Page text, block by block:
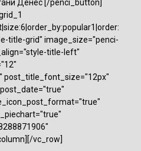
Денес [/penci_button]
title-grid" image_size="penci-
title-left"
post_title_font_size="12px"
vc_row]